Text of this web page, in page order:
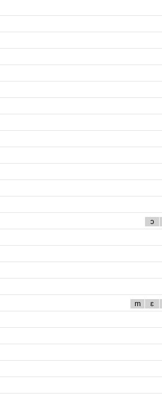
ɔ
m ɛ